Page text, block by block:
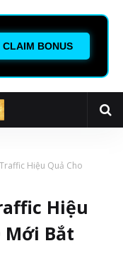
CLAIM BONUS
Hiệu Quả Cho
Hiệu
Mới Bắt